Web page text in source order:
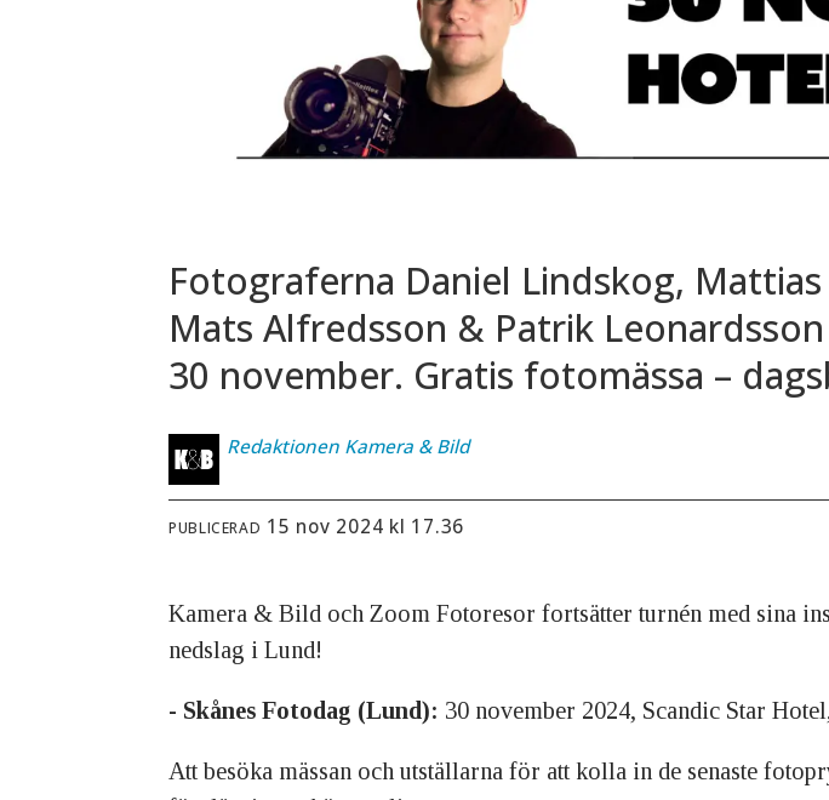
Fotograferna Daniel Lindskog,
Mats Alfredsson & Patrik
30 november. Gratis fotomässa –
Redaktionen Kamera & Bild
PUBLICERAD 15 nov 2024 kl 17.36
Kamera & Bild och Zoom Fotoresor fortsätter turnén med sina
nedslag i Lund!
- Skånes Fotodag (Lund): 30 november 2024, Scandic Star
Att besöka mässan och utställarna för att kolla in de senaste